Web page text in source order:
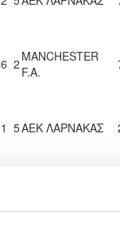
6 2 MANCHESTER
F.A.
1 5ΑΕΚ ΛΑΡΝΑΚΑΣ